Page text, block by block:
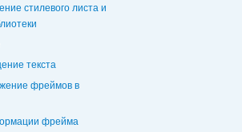
стилевого листа и
текста
фреймов в
фрейма